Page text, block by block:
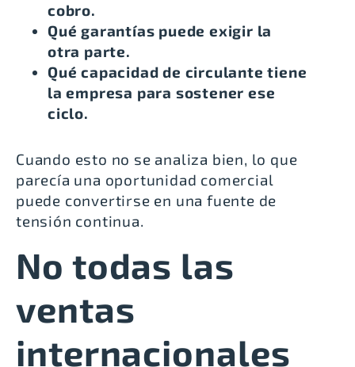
cobro.
Qué garantías puede exigir la
otra parte.
Qué capacidad de circulante tiene
la empresa para sostener ese
ciclo.
Cuando esto no se analiza bien, lo que
parecía una oportunidad comercial
puede convertirse en una fuente de
tensión continua.
No todas las
ventas
internacionales